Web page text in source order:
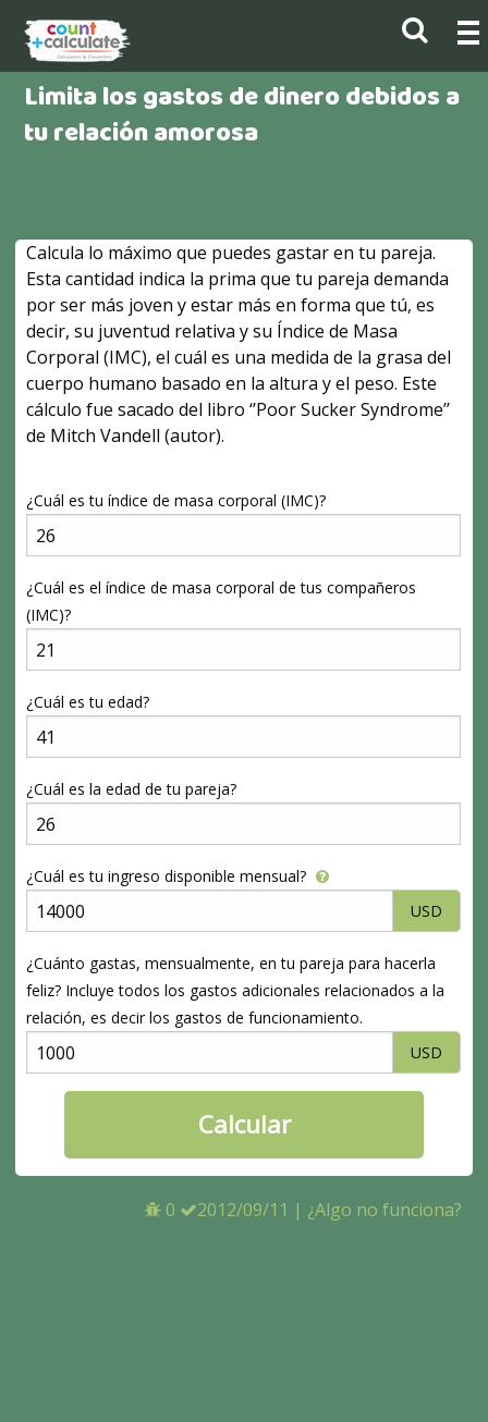
Limita los gastos de dinero debidos a
tu relación amorosa
Calcula lo máximo que puedes gastar en tu pareja.
Esta cantidad indica la prima que tu pareja demanda
por ser más joven y estar más en forma que tú, es
decir, su juventud relativa y su Índice de Masa
Corporal (IMC), el cuál es una medida de la grasa del
cuerpo humano basado en la altura y el peso. Este
cálculo fue sacado del libro ‘’Poor Sucker Syndrome’’
de Mitch Vandell (autor).
¿Cuál es tu índice de masa corporal (IMC)?
¿Cuál es el índice de masa corporal de tus compañeros
(IMC)?
¿Cuál es tu edad?
¿Cuál es la edad de tu pareja?
¿Cuál es tu ingreso disponible mensual?
USD
¿Cuánto gastas, mensualmente, en tu pareja para hacerla
feliz? Incluye todos los gastos adicionales relacionados a la
relación, es decir los gastos de funcionamiento.
USD
0 2012/09/11 | ¿Algo no funciona?